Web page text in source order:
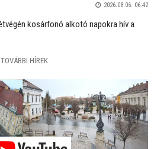
2026.08.06. 06:42
kosárfonó alkotó napokra hív a
TOVÁBBI HÍREK